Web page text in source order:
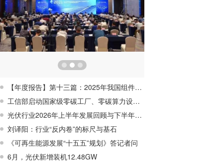
【年度报告】第十三篇：2025年我国组件回收行业蓄势待发，行业亟待破解经济性难题
工信部启动国家级零碳工厂、零碳算力设施建设工作
光伏行业2026年上半年发展回顾与下半年形势展望研讨会在宁波成功召开
刘译阳：行业“反内卷”的标尺与基石
《可再生能源发展“十五五”规划》答记者问
6月，光伏新增装机12.48GW